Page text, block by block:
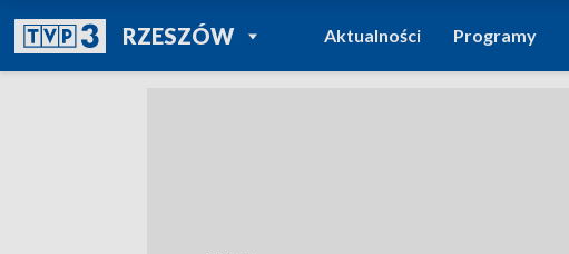
RZESZÓWPOWRÓT DO
TVP REGIONY
Aktualności Programy